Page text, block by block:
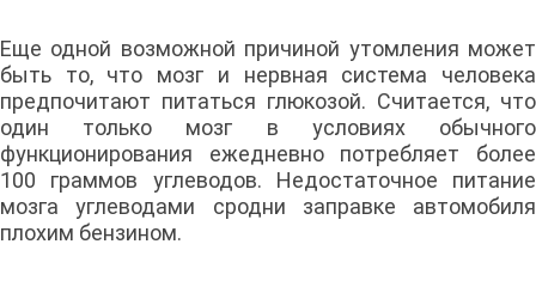
Еще одной возможной причиной утомления может
быть то, что мозг и нервная система человека
предпочитают питаться глюкозой. Считается, что
один только мозг в условиях обычного
функционирования ежедневно потребляет более
100 граммов углеводов. Недостаточное питание
мозга углеводами сродни заправке автомобиля
плохим бензином.